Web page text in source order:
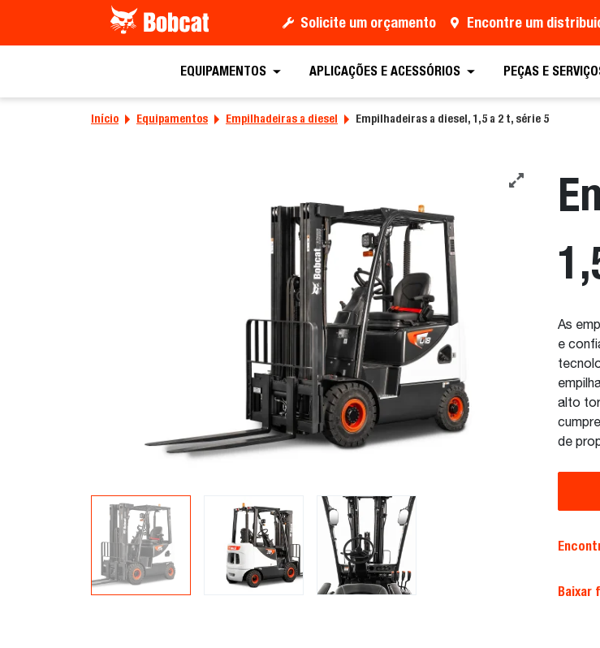
Solicite um orçamento Encontre um
EQUIPAMENTOS APLICAÇÕES E ACESSÓRIOS PEÇAS E
Início Equipamentos Empilhadeiras a diesel Empilhadeiras a diesel, 1,5 a 2 t, série 5
As
e
alto
de
Baixar
Solicite um orçamento Encontre um distribuidor